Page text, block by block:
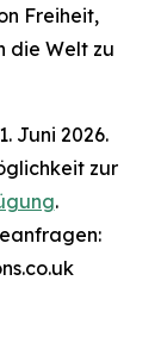
Freiheit,
die Welt zu
Juni 2026.
zur
.